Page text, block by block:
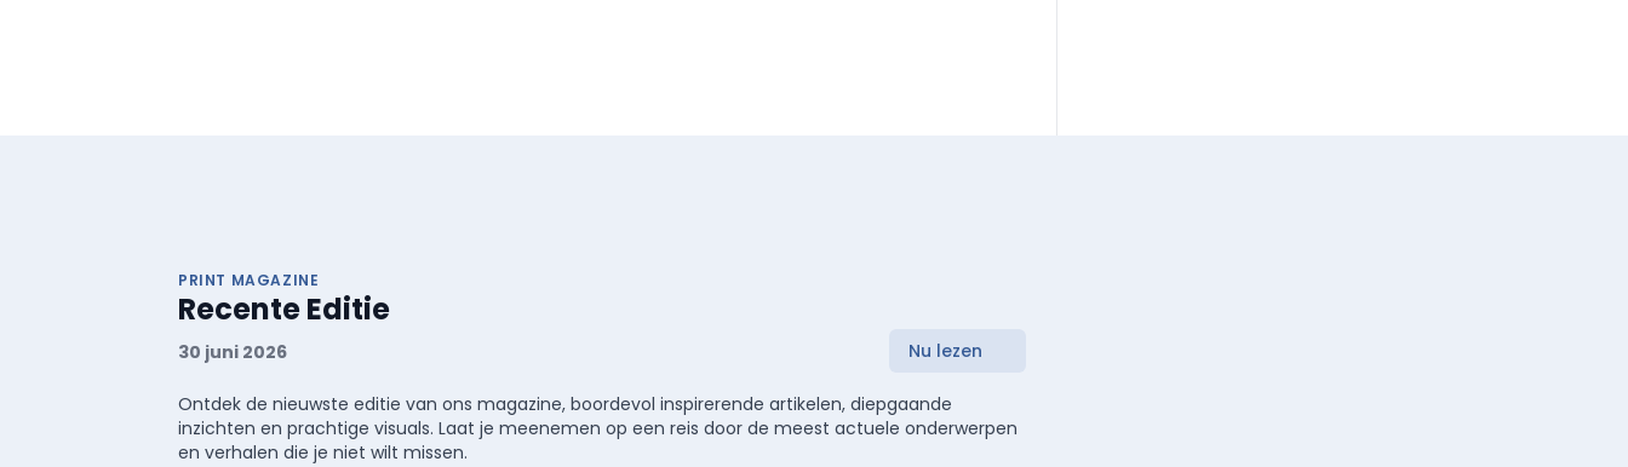
PRINT MAGAZINE
Recente Editie
30 juni 2026 Nu lezen
Ontdek de nieuwste editie van ons magazine, boordevol inspirerende artikelen, diepgaande
inzichten en prachtige visuals. Laat je meenemen op een reis door de meest actuele onderwerpen
en verhalen die je niet wilt missen.